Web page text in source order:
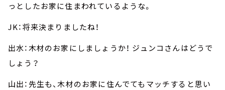
っとしたお家に住まわれているような。
JK：将来決まりましたね！
出水：木材のお家にしましょうか！ ジュンコさんはどうで
しょう？
山出：先生も、木材のお家に住んでてもマッチすると思い